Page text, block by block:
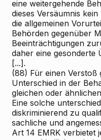
eine weitergehende
dieses Versäumnis
die allgemeinen
Behörden gegenüber
Beeinträchtigungen
daher eine
[...].
(88) Für einen Verstoß
Unterschied in der
gleichen oder
Eine solche
diskriminierend zu
sachliche und
Art 14 EMRK verbietet